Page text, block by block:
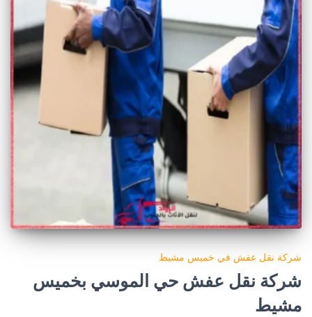
شركة نقل عفش في خميس مشيط
شركة نقل عفش حي الموسي بخميس
مشيط